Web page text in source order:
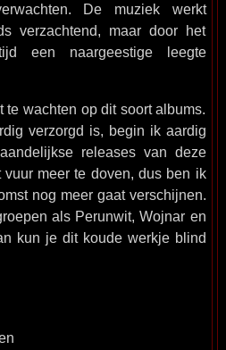
De muziek werkt
verzachtend, maar door het
een naargeestige leegte
wachten op dit soort albums.
verzorgd is, begin ik aardig
releases van deze
meer te doven, dus ben ik
nog meer gaat verschijnen.
als Perunwit, Wojnar en
kun je dit koude werkje blind